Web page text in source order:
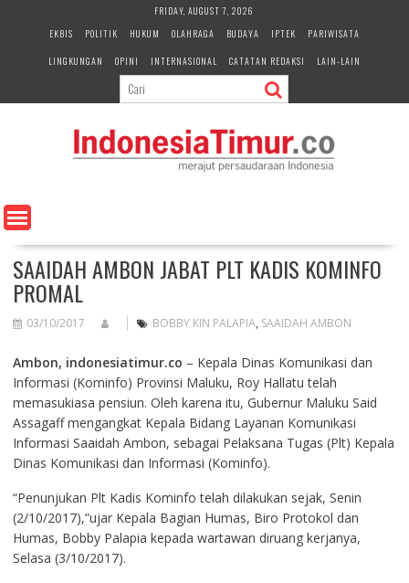
e
n
FRIDAY, AUGUST 7, 2026
EKBIS
POLITIK HUKUM OLAHRAGA BUDAYA IPTEK
PARIWISATA
LINGKUNGAN
OPINI INTERNASIONAL CATATAN REDAKSI LAIN-LAIN
SAAIDAH AMBON JABAT PLT KADIS KOMINFO
PROMAL
03/10/2017 BOBBY KIN PALAPIA, SAAIDAH AMBON
Ambon, indonesiatimur.co – Kepala Dinas Komunikasi dan
Informasi (Kominfo) Provinsi Maluku, Roy Hallatu telah
memasukiasa pensiun. Oleh karena itu, Gubernur Maluku Said
Assagaff mengangkat Kepala Bidang Layanan Komunikasi
Informasi Saaidah Ambon, sebagai Pelaksana Tugas (Plt) Kepala
Dinas Komunikasi dan Informasi (Kominfo).
“Penunjukan Plt Kadis Kominfo telah dilakukan sejak, Senin
(2/10/2017),”ujar Kepala Bagian Humas, Biro Protokol dan
Humas, Bobby Palapia kepada wartawan diruang kerjanya,
Selasa (3/10/2017).